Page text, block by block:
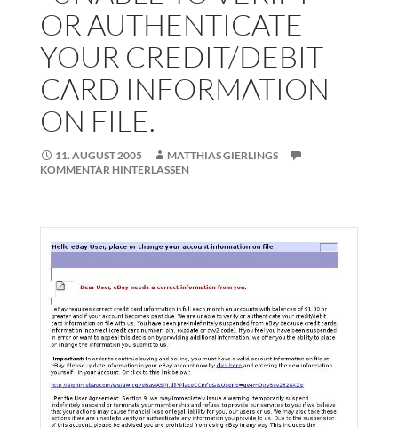
OR AUTHENTICATE
YOUR CREDIT/DEBIT
CARD INFORMATION
ON FILE.
11. AUGUST 2005
MATTHIAS GIERLINGS
KOMMENTAR HINTERLASSEN